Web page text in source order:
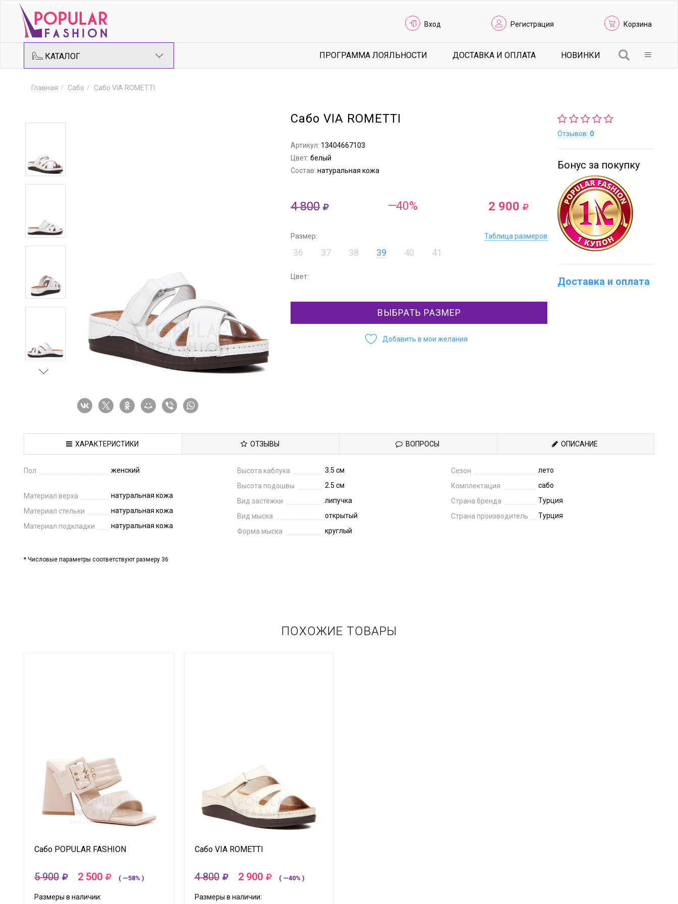
Вход Регистрация Корзина
КАТАЛОГ ПРОГРАММА ЛОЯЛЬНОСТИ ДОСТАВКА И ОПЛАТА НОВИНКИ
Главная Сабо Сабо VIA ROMETTI
Сабо VIA ROMETTI
Артикул: 13404667103
Цвет:белый
Состав:натуральная кожа
4 800 —40% 2 900
Размер: Таблица размеров
36 37 38 39 40 41
Цвет:
ВЫБРАТЬ РАЗМЕР
Добавить в мои желания
Отзывов: 0
Бонус за покупку
Доставка и оплата
ХАРАКТЕРИСТИКИ ОТЗЫВЫ ВОПРОСЫ ОПИСАНИЕ
Пол женский
Материал верха
натуральная кожа
Материал стельки
натуральная кожа
Материал подкладки
натуральная кожа
Высота каблука
3.5 см
Высота подошвы
2.5 см
Вид застежки
липучка
Вид мыска
открытый
Форма мыска
круглый
Сезон
лето
Комплектация
сабо
Страна бренда
Турция
Страна производитель
Турция
* Числовые параметры соответствуют размеру 36
ПОХОЖИЕ ТОВАРЫ
Сабо POPULAR FASHION
5 900 2 500 ( —58% )
Размеры в наличии:
Сабо VIA ROMETTI
4 800 2 900 ( —40% )
Размеры в наличии: